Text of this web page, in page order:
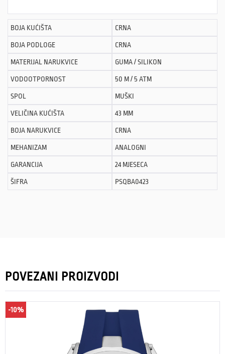
BOJA KUĆIŠTA CRNA
BOJA PODLOGE CRNA
MATERIJAL NARUKVICE GUMA / SILIKON
VODOOTPORNOST 50 M / 5 ATM
SPOL MUŠKI
VELIČINA KUĆIŠTA 43 MM
BOJA NARUKVICE CRNA
MEHANIZAM ANALOGNI
GARANCIJA 24 MJESECA
ŠIFRA PSQBA0423
POVEZANI PROIZVODI
-10%